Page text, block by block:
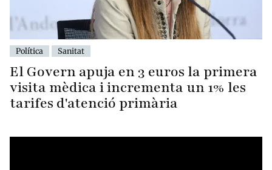
Política Sanitat
El Govern apuja en 3 euros la primera
visita mèdica i incrementa un 1% les
tarifes d'atenció primària